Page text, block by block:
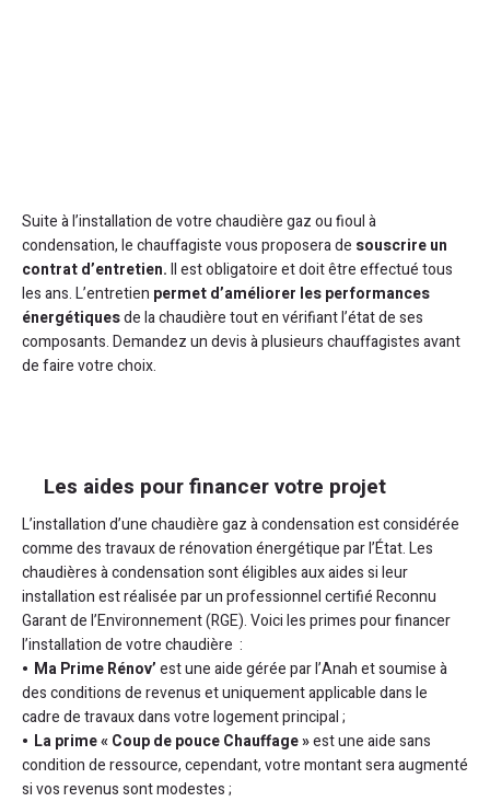
Suite à l’installation de votre chaudière gaz ou fioul à
condensation, le chauffagiste vous proposera de souscrire un
contrat d’entretien.Il est obligatoire et doit être effectué tous
les ans. L’entretien permet d’améliorer les performances
énergétiquesde la chaudière tout en vérifiant l’état de ses
composants. Demandez un devis à plusieurs chauffagistes avant
de faire votre choix.
Les aides pour financer votre projet
L’installation d’une chaudière gaz à condensation est considérée
comme des travaux de rénovation énergétique par l’État. Les
chaudières à condensation sont éligibles aux aides si leur
installation est réalisée par un professionnel certifié Reconnu
Garant de l’Environnement (RGE). Voici les primes pour financer
l’installation de votre chaudière :
Ma Prime Rénov’est une aide gérée par l’Anah et soumise à
des conditions de revenus et uniquement applicable dans le
cadre de travaux dans votre logement principal ;
La prime « Coup de pouce Chauffage »est une aide sans
condition de ressource, cependant, votre montant sera augmenté
si vos revenus sont modestes ;